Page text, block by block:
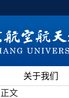
关于我们
正文